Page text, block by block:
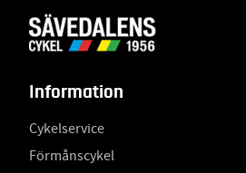
Information
Cykelservice
Förmånscykel